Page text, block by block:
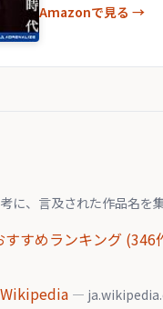
Amazonで見る →
に、言及された作品名を
すすめランキング (346
—